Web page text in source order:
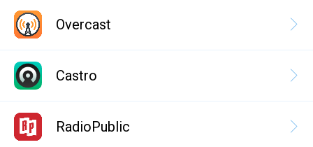
Overcast
Castro
RadioPublic